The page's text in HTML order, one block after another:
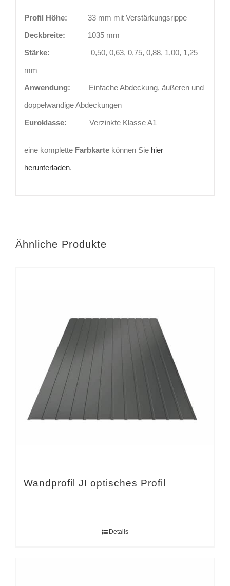
Profil Höhe: 33 mm mit Verstärkungsrippe
Deckbreite:
1035 mm
Stärke:
0,50, 0,63, 0,75, 0,88, 1,00, 1,25
mm
Anwendung: Einfache Abdeckung, äußeren und
doppelwandige Abdeckungen
Euroklasse: Verzinkte Klasse A1
eine komplette Farbkartekönnen Sie hier
herunterladen.
Ähnliche Produkte
Wandprofil JI optisches Profil
Details